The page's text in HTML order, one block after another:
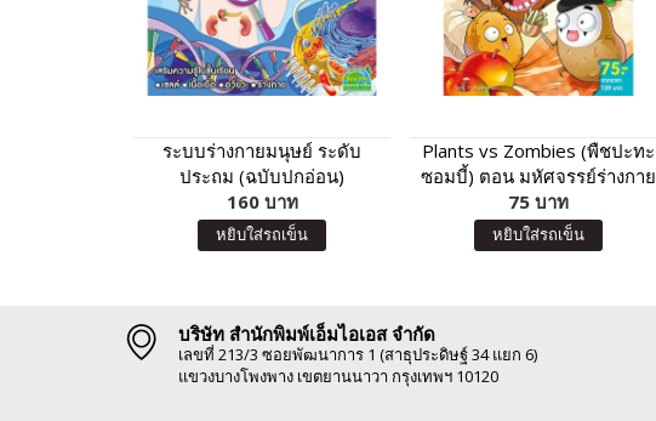
ระบบร่างกายมนุษย์ ระดับ
ประถม (ฉบับปกอ่อน)
160 บาท
หยิบใส่รถเข็น
Plants vs Zombies (พืชปะทะ
ซอมบี้) ตอน มหัศจรรย์ร่างกาย
ของเรา และโภชนาการน่ารู้
75 บาท
หยิบใส่รถเข็น
บริษัท สำนักพิมพ์เอ็มไอเอส จำกัด
เลขที่ 213/3 ซอยพัฒนาการ 1 (สาธุประดิษฐ์ 34 แยก 6)
แขวงบางโพงพาง เขตยานนาวา กรุงเทพฯ 10120